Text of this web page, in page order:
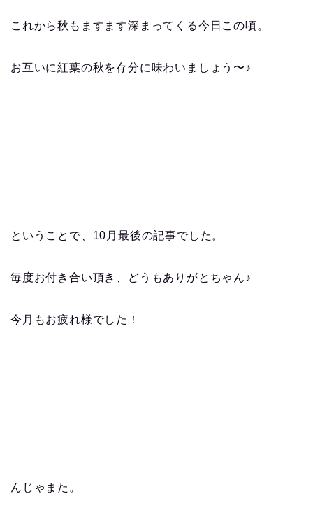
これから秋もますます深まってくる今日この頃。
お互いに紅葉の秋を存分に味わいましょう〜♪
ということで、10月最後の記事でした。
毎度お付き合い頂き、どうもありがとちゃん♪
今月もお疲れ様でした！
んじゃまた。